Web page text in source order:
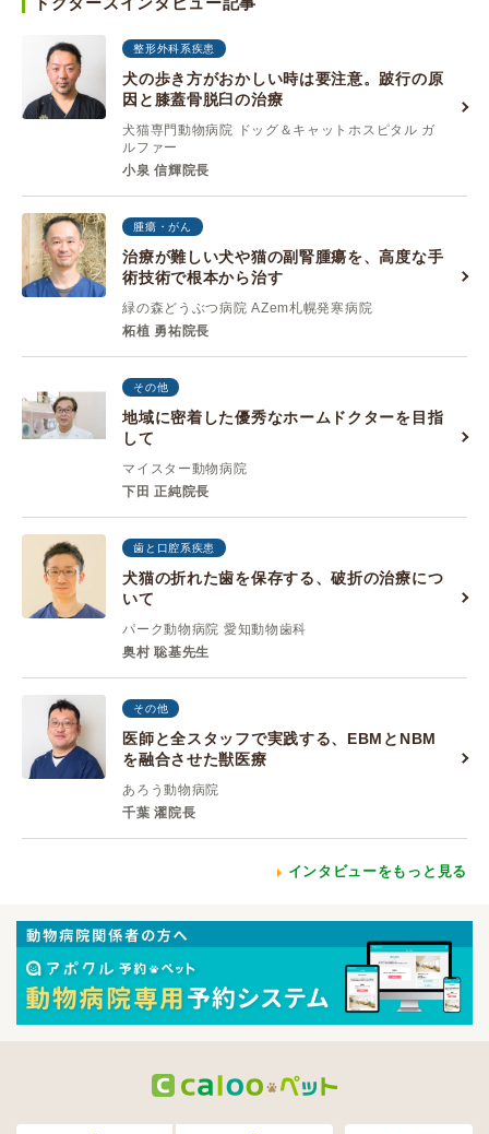
整形外科系疾患
犬の歩き方がおかしい時は要注意。跛行の原
因と膝蓋骨脱臼の治療
犬猫専門動物病院 ドッグ＆キャットホスピタル ガ
ルファー
小泉 信輝院長
腫瘍・がん
治療が難しい犬や猫の副腎腫瘍を、高度な手
術技術で根本から治す
緑の森どうぶつ病院 AZem札幌発寒病院
柘植 勇祐院長
その他
地域に密着した優秀なホームドクターを目指
して
マイスター動物病院
下田 正純院長
歯と口腔系疾患
犬猫の折れた歯を保存する、破折の治療につ
いて
パーク動物病院 愛知動物歯科
奥村 聡基先生
その他
医師と全スタッフで実践する、EBMとNBM
を融合させた獣医療
あろう動物病院
千葉 濯院長
インタビューをもっと見る